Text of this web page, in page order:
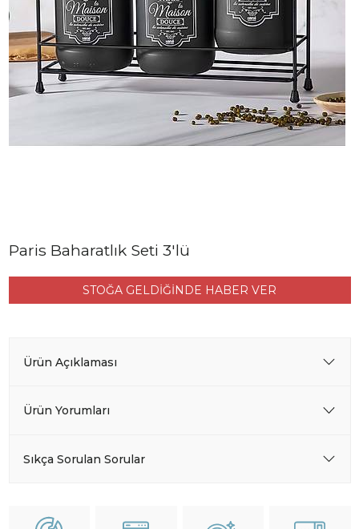
Paris Baharatlık Seti 3'lü
STOĞA GELDİĞİNDE HABER VER
Ürün Açıklaması
Ürün Yorumları
Sıkça Sorulan Sorular